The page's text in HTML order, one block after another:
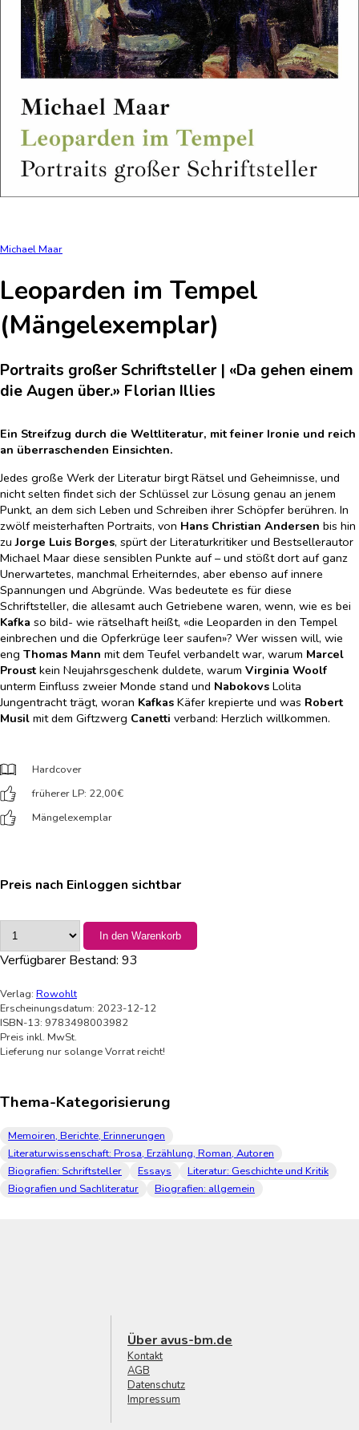
Michael Maar
Leoparden im Tempel
(Mängelexemplar)
Portraits großer Schriftsteller | «Da gehen einem
die Augen über.» Florian Illies
Ein Streifzug durch die Weltliteratur, mit feiner Ironie und reich
an überraschenden Einsichten.
Jedes große Werk der Literatur birgt Rätsel und Geheimnisse, und
nicht selten findet sich der Schlüssel zur Lösung genau an jenem
Punkt, an dem sich Leben und Schreiben ihrer Schöpfer berühren. In
zwölf meisterhaften Portraits, von Hans Christian Andersen bis hin
zu Jorge Luis Borges, spürt der Literaturkritiker und Bestsellerautor
Michael Maar diese sensiblen Punkte auf – und stößt dort auf ganz
Unerwartetes, manchmal Erheiterndes, aber ebenso auf innere
Spannungen und Abgründe. Was bedeutete es für diese
Schriftsteller, die allesamt auch Getriebene waren, wenn, wie es bei
Kafka so bild- wie rätselhaft heißt, «die Leoparden in den Tempel
einbrechen und die Opferkrüge leer saufen»? Wer wissen will, wie
eng Thomas Mann mit dem Teufel verbandelt war, warum Marcel
Proustkein Neujahrsgeschenk duldete, warum Virginia Woolf
unterm Einfluss zweier Monde stand und Nabokovs Lolita
Jungentracht trägt, woran Kafkas Käfer krepierte und was Robert
Musil mit dem Giftzwerg Canetti verband: Herzlich willkommen.
Hardcover
früherer LP: 22,00€
Mängelexemplar
Preis nach Einloggen sichtbar
In den Warenkorb
Verfügbarer Bestand: 93
Verlag: Rowohlt
Erscheinungsdatum: 2023-12-12
ISBN-13: 9783498003982
Preis inkl. MwSt.
Lieferung nur solange Vorrat reicht!
Thema-Kategorisierung
Memoiren, Berichte, Erinnerungen
Literaturwissenschaft: Prosa, Erzählung, Roman, Autoren
Biografien: Schriftsteller
Essays
Literatur: Geschichte und Kritik
Biografien und Sachliteratur
Biografien: allgemein
Über avus-bm.de
Kontakt
AGB
Datenschutz
Impressum